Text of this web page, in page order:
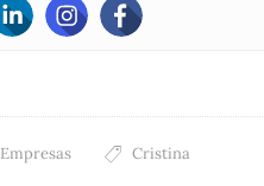
Empresas Cristina